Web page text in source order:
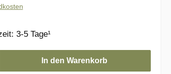
3-5 Tage¹
In den Warenkorb